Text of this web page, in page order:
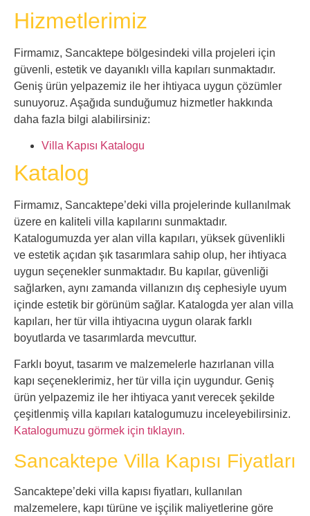
Hizmetlerimiz
Firmamız, Sancaktepe bölgesindeki villa projeleri için
güvenli, estetik ve dayanıklı villa kapıları sunmaktadır.
Geniş ürün yelpazemiz ile her ihtiyaca uygun çözümler
sunuyoruz. Aşağıda sunduğumuz hizmetler hakkında
daha fazla bilgi alabilirsiniz:
Villa Kapısı Katalogu
Katalog
Firmamız, Sancaktepe’deki villa projelerinde kullanılmak
üzere en kaliteli villa kapılarını sunmaktadır.
Katalogumuzda yer alan villa kapıları, yüksek güvenlikli
ve estetik açıdan şık tasarımlara sahip olup, her ihtiyaca
uygun seçenekler sunmaktadır. Bu kapılar, güvenliği
sağlarken, aynı zamanda villanızın dış cephesiyle uyum
içinde estetik bir görünüm sağlar. Katalogda yer alan villa
kapıları, her tür villa ihtiyacına uygun olarak farklı
boyutlarda ve tasarımlarda mevcuttur.
Farklı boyut, tasarım ve malzemelerle hazırlanan villa
kapı seçeneklerimiz, her tür villa için uygundur. Geniş
ürün yelpazemiz ile her ihtiyaca yanıt verecek şekilde
çeşitlenmiş villa kapıları katalogumuzu inceleyebilirsiniz.
Katalogumuzu görmek için tıklayın.
Sancaktepe Villa Kapısı Fiyatları
Sancaktepe’deki villa kapısı fiyatları, kullanılan
malzemelere, kapı türüne ve işçilik maliyetlerine göre